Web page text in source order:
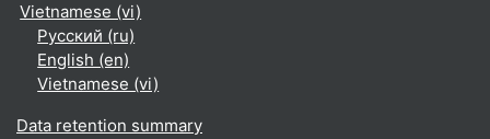
Vietnamese ‎(vi)‎
Русский ‎(ru)‎
English ‎(en)‎
Vietnamese ‎(vi)‎
Data retention summary